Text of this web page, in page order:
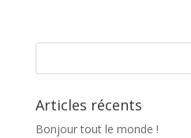
Articles récents
Bonjour tout le monde !